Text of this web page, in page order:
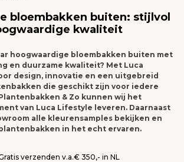
bloembakken buiten: stijlvol
kwaliteit
hoogwaardige bloembakken buiten met
en duurzame kwaliteit? Met Luca
design, innovatie en een uitgebreid
die geschikt zijn voor iedere
& Zo kunnen wij het
van Luca Lifestyle leveren. Daarnaast
alle kleurensamples bekijken en
in het echt ervaren.
verzenden v.a.€ 350,- in NL